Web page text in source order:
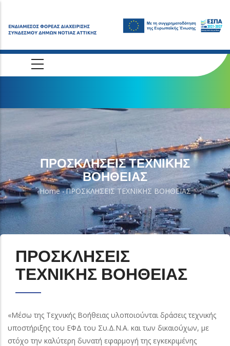
main
ΠΡΟΣΚΛΗΣΕΙΣ ΤΕΧΝΙΚΗΣ
ΒΟΗΘΕΙΑΣ
Breadcrumb
Home -ΠΡΟΣΚΛΗΣΕΙΣ ΤΕΧΝΙΚΗΣ ΒΟΗΘΕΙΑΣ
ΠΡΟΣΚΛΗΣΕΙΣ
ΤΕΧΝΙΚΗΣ ΒΟΗΘΕΙΑΣ
«Μέσω της Τεχνικής Βοήθειας υλοποιούνται δράσεις τεχνικής
υποστήριξης του ΕΦΔ του Συ.Δ.Ν.Α. και των δικαιούχων, με
στόχο την καλύτερη δυνατή εφαρμογή της εγκεκριμένης